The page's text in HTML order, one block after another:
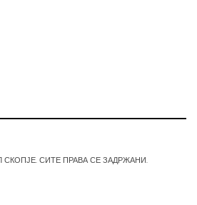
СКОПЈЕ. СИТЕ ПРАВА СЕ ЗАДРЖАНИ.